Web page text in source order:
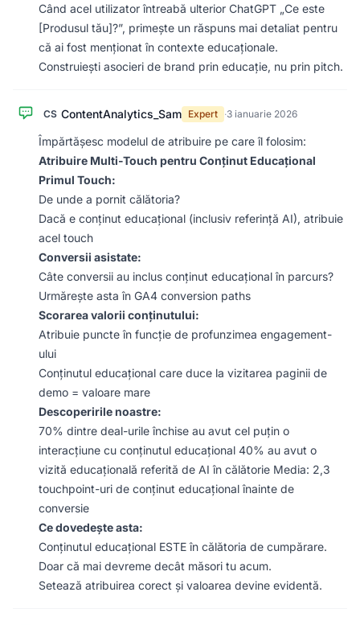
Când acel utilizator întreabă ulterior ChatGPT „Ce este
[Produsul tău]?”, primește un răspuns mai detaliat pentru
că ai fost menționat în contexte educaționale.
Construiești asocieri de brand prin educație, nu prin pitch.
CS ContentAnalytics_Sam Expert ·3 ianuarie 2026
Împărtășesc modelul de atribuire pe care îl folosim:
Atribuire Multi-Touch pentru Conținut Educațional
Primul Touch:
De unde a pornit călătoria?
Dacă e conținut educațional (inclusiv referință AI), atribuie
acel touch
Conversii asistate:
Câte conversii au inclus conținut educațional în parcurs?
Urmărește asta în GA4 conversion paths
Scorarea valorii conținutului:
Atribuie puncte în funcție de profunzimea engagement-
ului
Conținutul educațional care duce la vizitarea paginii de
demo = valoare mare
Descoperirile noastre:
70% dintre deal-urile închise au avut cel puțin o
interacțiune cu conținutul educațional 40% au avut o
vizită educațională referită de AI în călătorie Media: 2,3
touchpoint-uri de conținut educațional înainte de
conversie
Ce dovedește asta:
Conținutul educațional ESTE în călătoria de cumpărare.
Doar că mai devreme decât măsori tu acum.
Setează atribuirea corect și valoarea devine evidentă.